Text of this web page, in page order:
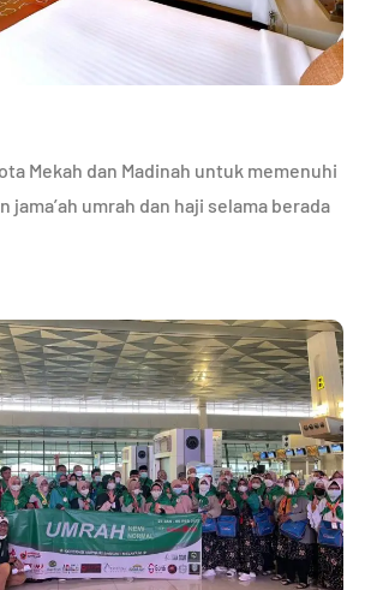
Mekah dan Madinah untuk memenuhi
jama’ah umrah dan haji selama berada